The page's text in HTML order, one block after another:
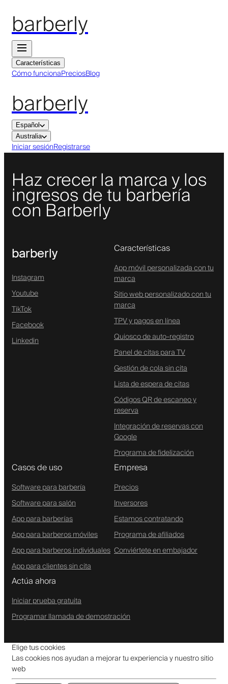
barberly
Características
Cómo funcionaPreciosBlog
barberly
Español
Australia
Iniciar sesiónRegistrarse
Haz crecer la marca y los
ingresos de tu barbería
con Barberly
barberly
Instagram
Youtube
TikTok
Facebook
Linkedin
Características
App móvil personalizada con tu
marca
Sitio web personalizado con tu
marca
TPV y pagos en línea
Quiosco de auto-registro
Panel de citas para TV
Gestión de cola sin cita
Lista de espera de citas
Códigos QR de escaneo y
reserva
Integración de reservas con
Google
Programa de fidelización
Casos de uso
Software para barbería
Software para salón
App para barberías
App para barberos móviles
App para barberos individuales
App para clientes sin cita
Empresa
Precios
Inversores
Estamos contratando
Programa de afiliados
Conviértete en embajador
Actúa ahora
Iniciar prueba gratuita
Programar llamada de demostración
Elige tus cookies
Las cookies nos ayudan a mejorar tu experiencia y nuestro sitio
web